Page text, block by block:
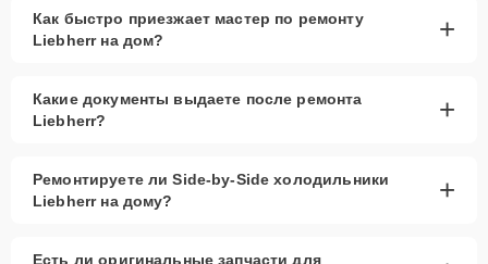
Как быстро приезжает мастер по ремонту
Liebherr на дом?
+
Какие документы выдаете после ремонта
Liebherr?
+
Ремонтируете ли Side-by-Side холодильники
Liebherr на дому?
+
Есть ли оригинальные запчасти для